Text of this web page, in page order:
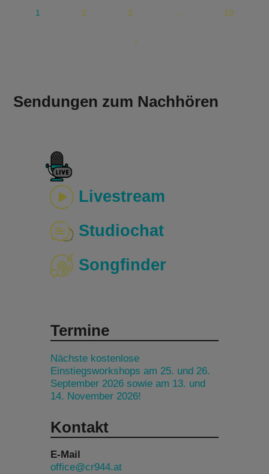
1 2 3 10
Sendungen zum Nachhören
Livestream
Studiochat
Songfinder
Termine
Nächste kostenlose
Einstiegsworkshops am 25. und 26.
September 2026 sowie am 13. und
14. November 2026!
Kontakt
E-Mail
office@cr944.at